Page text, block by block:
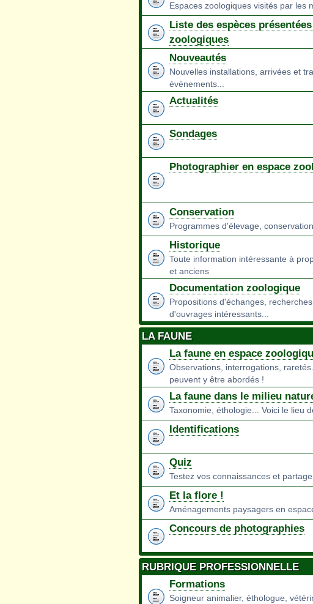
Espaces zoologiques visités par les
Liste des espèces
zoologiques
Nouveautés
Nouvelles installations, arrivées et
événements...
Actualités
Sondages
Photographier en espace
Conservation
Programmes d'élevage,
Historique
Toute information intéressante à
et anciens
Documentation zoologique
Propositions d'échanges,
d'ouvrages intéressants...
LA FAUNE
La faune en espace
Observations, interrogations,
peuvent y être abordés !
La faune dans le milieu
Taxonomie, éthologie... Voici le lieu
Identifications
Quiz
Testez vos connaissances et
Et la flore !
Aménagements paysagers en
Concours de photographies
RUBRIQUE PROFESSIONNELLE
Formations
Soigneur animalier, éthologue,